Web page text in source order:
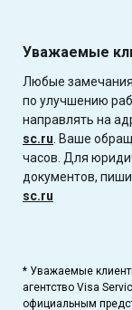
Уважаемые
Любые
по улучшению
направлять на
sc.ru. Ваше
часов. Для
документов,
sc.ru
* Уважаемые
агентство Visa
официальным